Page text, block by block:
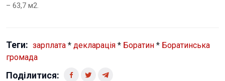
– 63,7 м2.
Теги: зарплата * декларація * Боратин * Боратинська
громада
Поділитися: